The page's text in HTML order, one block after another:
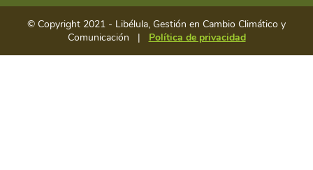
© Copyright 2021 - Libélula, Gestión en Cambio Climático y
Comunicación | Política de privacidad